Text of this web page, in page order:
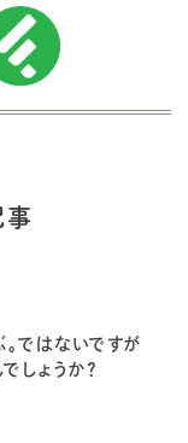
事
。ではないですが
でしょうか？